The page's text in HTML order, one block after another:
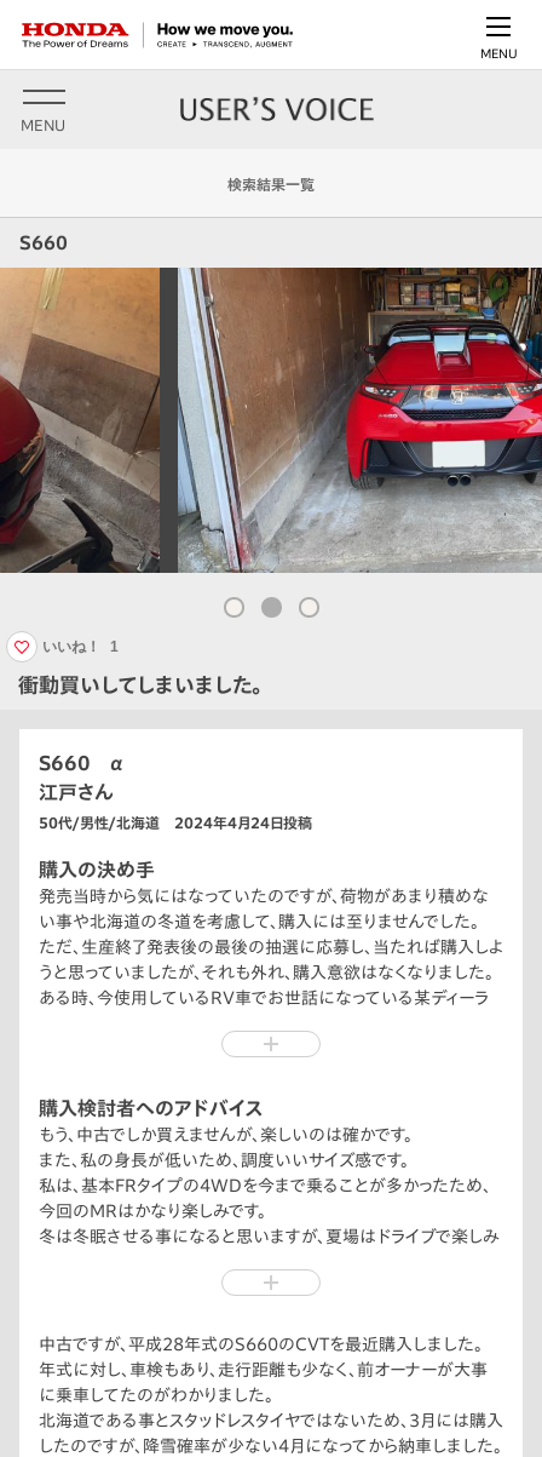
MENU
MENU
検索結果一覧
S660
衝動買いしてしまいました。
いいね！ 1
S660 α
江戸さん
50代/男性/北海道 2024年4月24日投稿
購入の決め手
発売当時から気にはなっていたのですが、荷物があまり積めな
い事や北海道の冬道を考慮して、購入には至りませんでした。
ただ、生産終了発表後の最後の抽選に応募し、当たれば購入しよ
うと思っていましたが、それも外れ、購入意欲はなくなりました。
ある時、今使用しているRV車でお世話になっている某ディーラ
で、担当者に電話して、見に行くと中々程度もよく、担当者も超勧
めてきました。いいけどやはり荷物はあまり積めないし、妻に反
対されると思い諦めて帰宅。ここでは言えませんが担当のおす
すめの言葉が気になり、妻に「中々良かったけどなあ。」と言った
ら、予想外に「欲しいなら買ったら、自分のお金で。」と返答がき
たため、即行担当に電話して、購入に至りました。
め、無限のハードトップを購入し、付け替えました。
購入検討者へのアドバイス
もう、中古でしか買えませんが、楽しいのは確かです。
また、私の身長が低いため、調度いいサイズ感です。
私は、基本FRタイプの4WDを今まで乗ることが多かったため、
今回のMRはかなり楽しみです。
冬は冬眠させる事になると思いますが、夏場はドライブで楽しみ
中古ですが、平成28年式のS660のCVTを最近購入しました。
年式に対し、車検もあり、走行距離も少なく、前オーナーが大事
に乗車してたのがわかりました。
北海道である事とスタッドレスタイヤではないため、3月には購入
したのですが、降雪確率が少ない4月になってから納車しました。